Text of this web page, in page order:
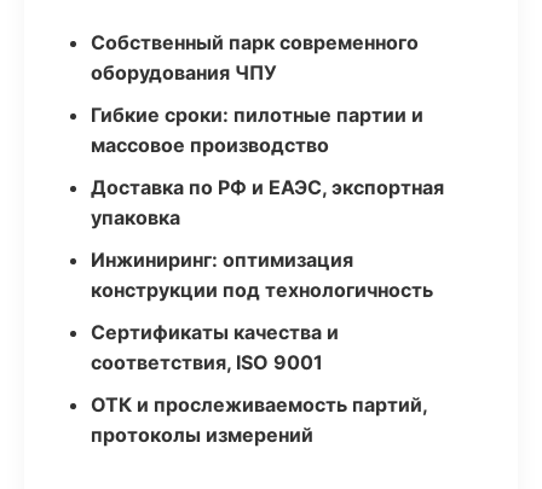
Собственный парк современного
оборудования ЧПУ
Гибкие сроки: пилотные партии и
массовое производство
Доставка по РФ и ЕАЭС, экспортная
упаковка
Инжиниринг: оптимизация
конструкции под технологичность
Сертификаты качества и
соответствия, ISO 9001
ОТК и прослеживаемость партий,
протоколы измерений